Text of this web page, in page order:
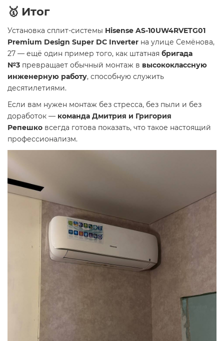
🥇 Итог
Установка сплит-системы Hisense AS-10UW4RVETG01
Premium Design Super DC Inverter на улице Семёнова,
27 — ещё один пример того, как штатная бригада
№3 превращает обычный монтаж в высококлассную
инженерную работу, способную служить
десятилетиями.
Если вам нужен монтаж без стресса, без пыли и без
доработок — команда Дмитрия и Григория
Репешко всегда готова показать, что такое настоящий
профессионализм.